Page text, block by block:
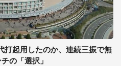
打起用したのか、連続三振で無
の「選択」